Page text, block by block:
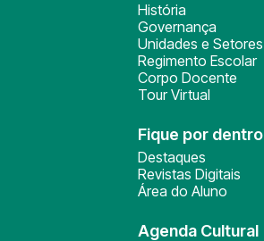
História
Governança
Unidades e Setores
Regimento Escolar
Corpo Docente
Tour Virtual
Fique por dentro
Destaques
Revistas Digitais
Área do Aluno
Agenda Cultural